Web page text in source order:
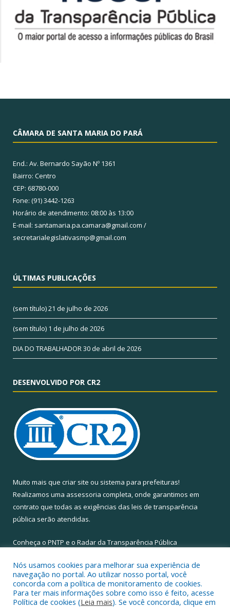
CÂMARA DE SANTA MARIA DO PARÁ
End.: Av. Bernardo Sayão Nº 1361
Bairro: Centro
CEP: 68780-000
Fone: (91) 3442-1263
Horário de atendimento: 08:00 às 13:00
E-mail: santamaria.pa.camara@gmail.com /
secretarialegislativasmp@gmail.com
ÚLTIMAS PUBLICAÇÕES
(sem título)21 de julho de 2026
(sem título) 1 de julho de 2026
DIA DO TRABALHADOR30 de abril de 2026
DESENVOLVIDO POR CR2
Muito mais que criar site ou sistema para prefeituras!
Realizamos uma assessoria completa, onde garantimos em
contrato que todas as exigências das leis de transparência
pública serão atendidas.
Conheça o PNTP e o Radar da Transparência Pública
Todos os direitos reservados a Câmara Municipal de Santa Maria
do Pará.
Nós usamos cookies para melhorar sua experiência de
navegação no portal. Ao utilizar nosso portal, você
concorda com a política de monitoramento de cookies.
Para ter mais informações sobre como isso é feito, acesse
Política de cookies (Leia mais). Se você concorda, clique em